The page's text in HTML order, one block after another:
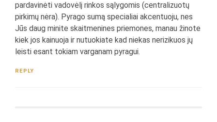
pardavinėti vadovėlį rinkos sąlygomis (centralizuotų
pirkimų nėra). Pyrago sumą specialiai akcentuoju, nes
Jūs daug minite skaitmenines priemones, manau žinote
kiek jos kainuoja ir nutuokiate kad niekas nerizikuos jų
leisti esant tokiam varganam pyragui.
REPLY